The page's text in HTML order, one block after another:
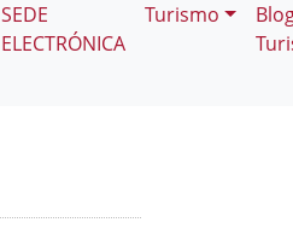
SEDE
ELECTRÓNICA
Turismo